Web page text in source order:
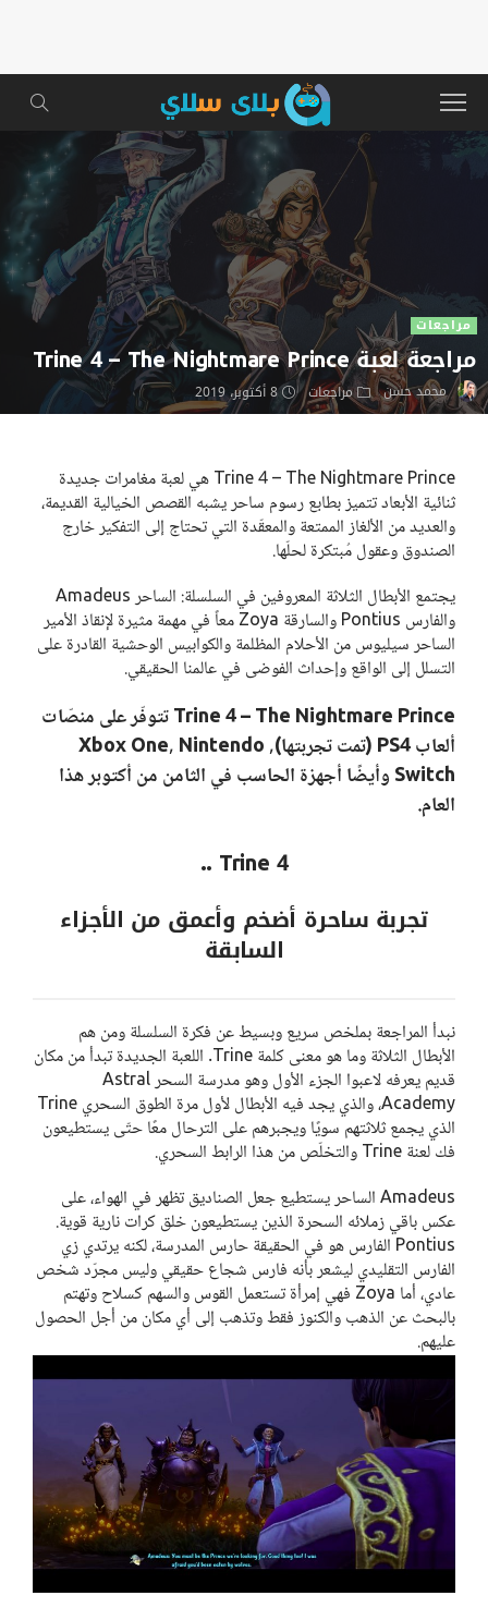
مراجعات
مراجعة لعبة Trine 4 – The Nightmare Prince
محمد حسن مراجعات 8 أكتوبر، 2019
Trine 4 – The Nightmare Prince هي لعبة مغامرات جديدة
ثنائية الأبعاد تتميز بطابع رسوم ساحر يشبه القصص الخيالية القديمة،
والعديد من الألغاز الممتعة والمعقّدة التي تحتاج إلى التفكير خارج
الصندوق وعقول مُبتكرة لحلّها.
يجتمع الأبطال الثلاثة المعروفين في السلسلة: الساحر Amadeus
والفارس Pontius والسارقة Zoya معاً في مهمة مثيرة لإنقاذ الأمير
الساحر سيليوس من الأحلام المظلمة والكوابيس الوحشية القادرة على
التسلل إلى الواقع وإحداث الفوضى في عالمنا الحقيقي.
Trine 4 – The Nightmare Prince تتوفّر على منصّات
ألعاب PS4 (تمت تجربتها), Xbox One, Nintendo
Switch وأيضًا أجهزة الحاسب في الثامن من أكتوبر هذا
العام.
Trine 4 ..
تجربة ساحرة أضخم وأعمق من الأجزاء
السابقة
نبدأ المراجعة بملخص سريع وبسيط عن فكرة السلسلة ومن هم
الأبطال الثلاثة وما هو معنى كلمة Trine. اللعبة الجديدة تبدأ من مكان
قديم يعرفه لاعبوا الجزء الأول وهو مدرسة السحر Astral
Academy، والذي يجد فيه الأبطال لأول مرة الطوق السحري Trine
الذي يجمع ثلاثتهم سويًا ويجبرهم على الترحال معًا حتّى يستطيعون
فك لعنة Trine والتخلّص من هذا الرابط السحري.
Amadeus الساحر يستطيع جعل الصناديق تظهر في الهواء، على
عكس باقي زملائه السحرة الذين يستطيعون خلق كرات نارية قوية.
Pontius الفارس هو في الحقيقة حارس المدرسة، لكنه يرتدي زي
الفارس التقليدي ليشعر بأنه فارس شجاع حقيقي وليس مجرّد شخص
عادي، أما Zoya فهي إمرأة تستعمل القوس والسهم كسلاح وتهتم
بالبحث عن الذهب والكنوز فقط وتذهب إلى أي مكان من أجل الحصول
عليهم.